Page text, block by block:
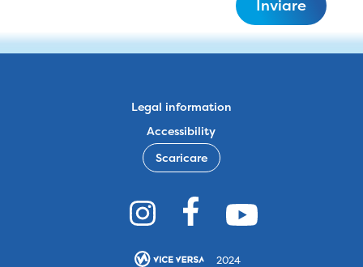
Inviare
Legal information
Accessibility
Scaricare
2024